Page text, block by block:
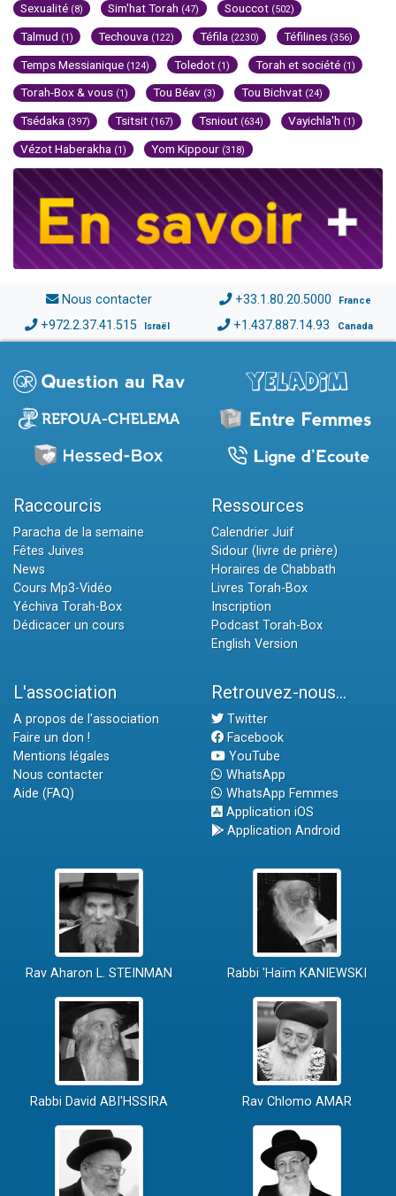
Sexualité (8) Sim'hat Torah (47) Souccot (502)
Talmud (1) Techouva (122) Téfila (2230) Téfilines (356)
Temps Messianique (124) Toledot (1) Torah et société (1)
Torah-Box & vous (1) Tou Béav (3) Tou Bichvat (24)
Tsédaka (397) Tsitsit (167) Tsniout (634) Vayichla'h (1)
Vézot Haberakha (1) Yom Kippour (318)
Nous contacter +33.1.80.20.5000 France
+972.2.37.41.515 Israël +1.437.887.14.93 Canada
Raccourcis
Paracha de la semaine
Fêtes Juives
News
Cours Mp3-Vidéo
Yéchiva Torah-Box
Dédicacer un cours
Ressources
Calendrier Juif
Sidour (livre de prière)
Horaires de Chabbath
Livres Torah-Box
Inscription
Podcast Torah-Box
English Version
L'association
A propos de l'association
Faire un don !
Mentions légales
Nous contacter
Aide (FAQ)
Retrouvez-nous...
Twitter
Facebook
YouTube
WhatsApp
WhatsApp Femmes
Application iOS
Application Android
Rav Aharon L. STEINMAN Rabbi 'Haïm KANIEWSKI
Rabbi David ABI'HSSIRA Rav Chlomo AMAR